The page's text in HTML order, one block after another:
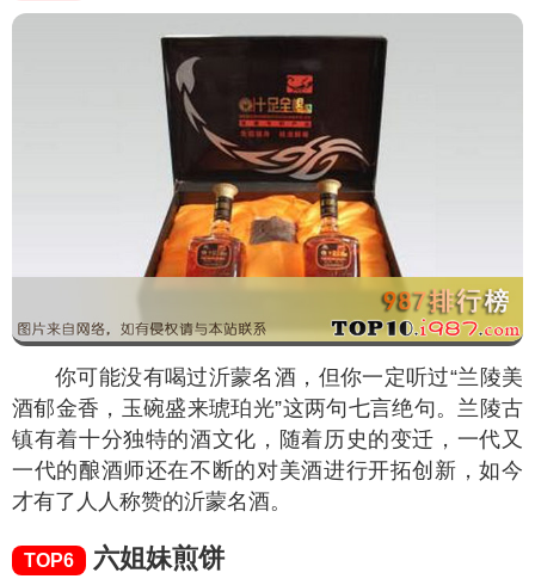
你可能没有喝过沂蒙名酒，但你一定听过“兰陵美
酒郁金香，玉碗盛来琥珀光”这两句七言绝句。兰陵古
镇有着十分独特的酒文化，随着历史的变迁，一代又
一代的酿酒师还在不断的对美酒进行开拓创新，如今
才有了人人称赞的沂蒙名酒。
TOP6 六姐妹煎饼